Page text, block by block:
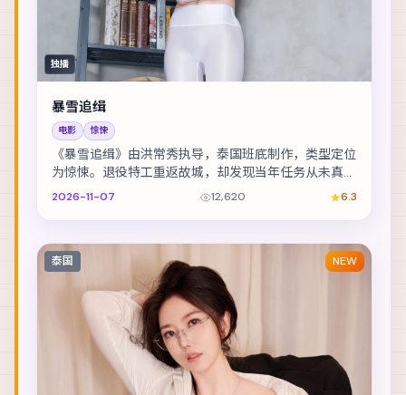
独播
暴雪追缉
电影 惊悚
《暴雪追缉》由洪常秀执导，泰国班底制作，类型定位
为惊悚。退役特工重返故城，却发现当年任务从未真正
结束。主演包括提莫西·查拉梅、张震、胡歌 等，表...
2026-11-07 12,620 6.3
泰国 NEW